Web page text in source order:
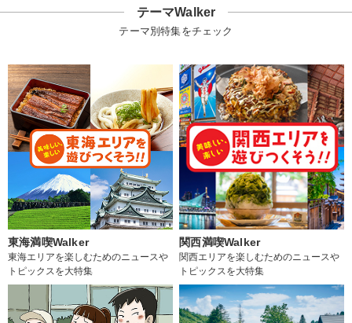
テーマWalker
テーマ別特集をチェック
東海満喫Walker
東海エリアを楽しむためのニュースや
トピックスを大特集
関西満喫Walker
関西エリアを楽しむためのニュースや
トピックスを大特集